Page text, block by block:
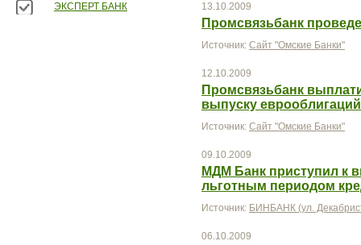
ЭКСПЕРТ БАНК 13.10.2009
Промсвязьбанк
Источник: Сайт "Омские Банки"
12.10.2009
Промсвязьбанк
выпуску еврооблигаций
Источник: Сайт "Омские Банки"
09.10.2009
МДМ Банк приступил к
льготным периодом
Источник: БИНБАНК (ул.
06.10.2009